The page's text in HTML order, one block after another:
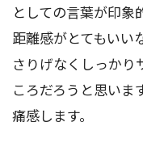
としての言葉が印象
距離感がとてもいい
さりげなくしっかり
ころだろうと思いま
痛感します。